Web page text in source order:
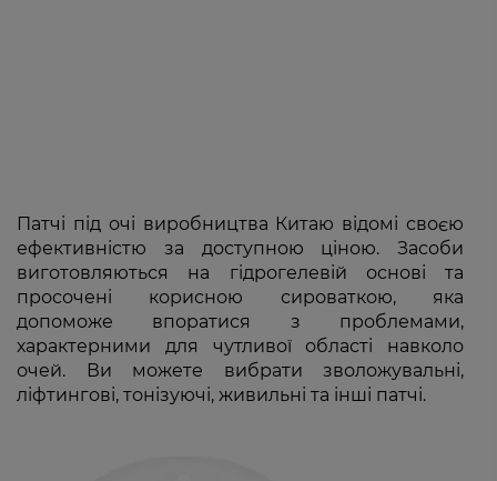
Патчі під очі виробництва Китаю відомі своєю
ефективністю за доступною ціною. Засоби
виготовляються на гідрогелевій основі та
просочені корисною сироваткою, яка
допоможе впоратися з проблемами,
характерними для чутливої області навколо
очей. Ви можете вибрати зволожувальні,
ліфтингові, тонізуючі, живильні та інші патчі.